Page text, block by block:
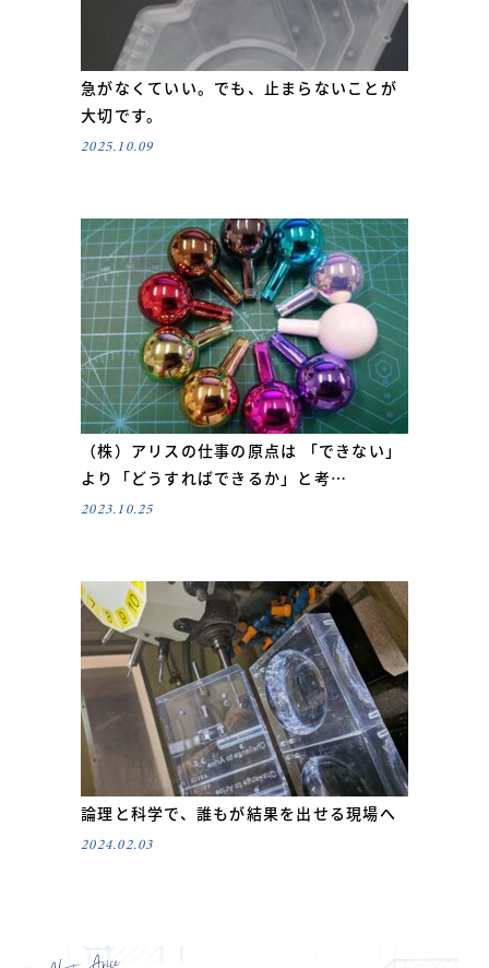
急がなくていい。でも、止まらないことが
大切です。
2025.10.09
（株）アリスの仕事の原点は 「できない」
より「どうすればできるか」と考…
2023.10.25
論理と科学で、誰もが結果を出せる現場へ
2024.02.03